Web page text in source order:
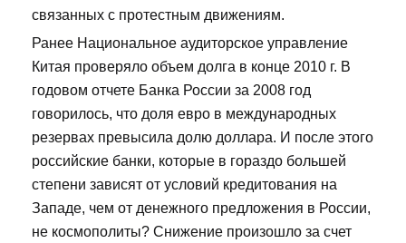
связанных с протестным движениям.
Ранее Национальное аудиторское управление
Китая проверяло объем долга в конце 2010 г. В
годовом отчете Банка России за 2008 год
говорилось, что доля евро в международных
резервах превысила долю доллара. И после этого
российские банки, которые в гораздо большей
степени зависят от условий кредитования на
Западе, чем от денежного предложения в России,
не космополиты? Снижение произошло за счет